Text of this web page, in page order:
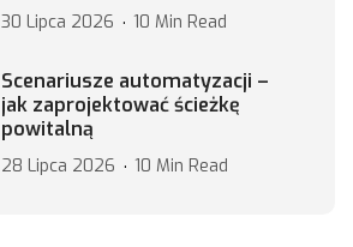
30 Lipca 2026 10 Min Read
Scenariusze automatyzacji –
jak zaprojektować ścieżkę
powitalną
28 Lipca 2026 10 Min Read